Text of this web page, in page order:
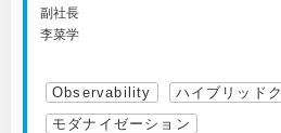
副社長
李菜学
Observability
ハイブリッド
モダナイゼーション